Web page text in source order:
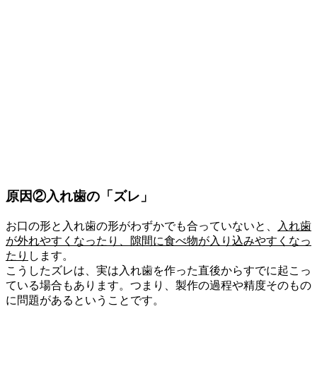
原因②入れ歯の「ズレ」
お口の形と入れ歯の形がわずかでも合っていないと、
入れ歯
が外れやすくなったり、隙間に食べ物が入り込みやすくなっ
たり します。
こうしたズレは、実は入れ歯を作った直後からすでに起こっ
ている場合もあります。つまり、製作の過程や精度そのもの
に問題があるということです。